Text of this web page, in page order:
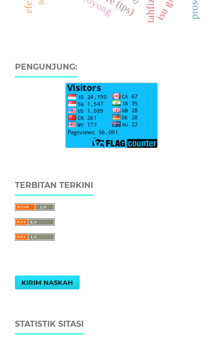
tahfizh
PENGUNJUNG:
TERBITAN TERKINI
KIRIM NASKAH
STATISTIK SITASI